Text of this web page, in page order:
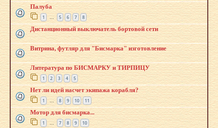
Палуба
1 … 5 6 7 8
Дистанционный выключатель бортовой сети
Витрина, футляр для "Бисмарка" изготовление
Литература по БИСМАРКУ и ТИРПИЦУ
1 2 3 4 5
Нет ли идей насчет экипажа корабля?
1 … 8 9 10 11
Мотор для бисмарка...
1 … 7 8 9 10